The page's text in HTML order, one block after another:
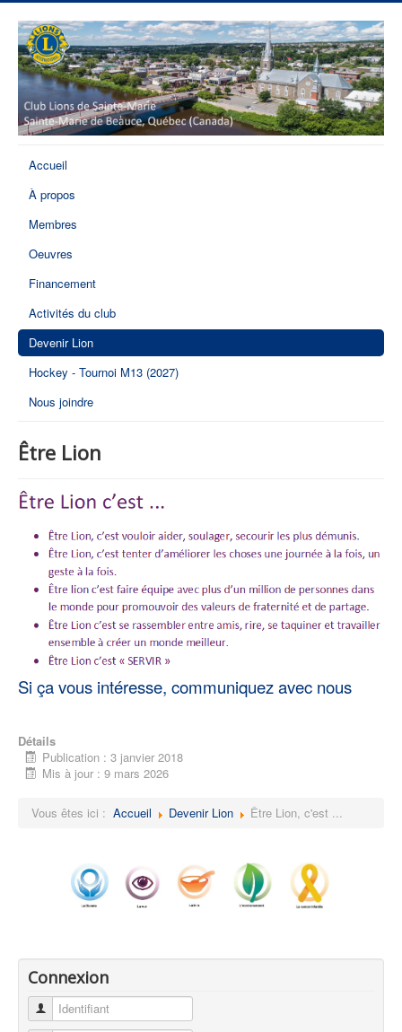
Accueil
À propos
Membres
Oeuvres
Financement
Activités du club
Devenir Lion
Hockey - Tournoi M13 (2027)
Nous joindre
Être Lion
Si ça vous intéresse, communiquez avec nous
Détails
Publication : 3 janvier 2018
Mis à jour : 9 mars 2026
Vous êtes ici : Accueil Devenir Lion Être Lion, c'est ...
Connexion
Identifiant